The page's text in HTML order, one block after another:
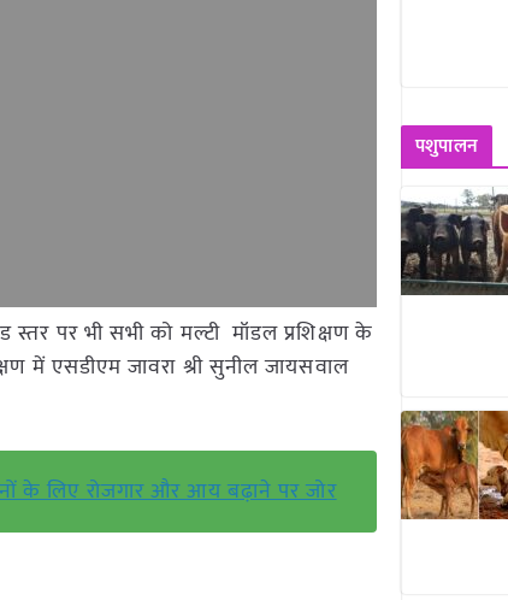
स्तर पर भी सभी को मल्टी मॉडल प्रशिक्षण के
में एसडीएम जावरा श्री सुनील जायसवाल
के लिए रोजगार और आय बढ़ाने पर जोर
पशुपालन